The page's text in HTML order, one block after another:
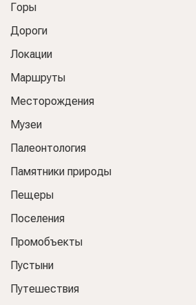
Горы
Дороги
Локации
Маршруты
Месторождения
Музеи
Палеонтология
Памятники природы
Пещеры
Поселения
Промобъекты
Пустыни
Путешествия